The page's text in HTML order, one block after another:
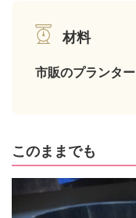
材料
市販のプランター
このままでも